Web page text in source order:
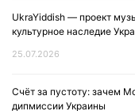
UkraYiddish — проект
культурное наследие
25.07.2026
Счёт за пустоту: зачем
дипмиссии Украины